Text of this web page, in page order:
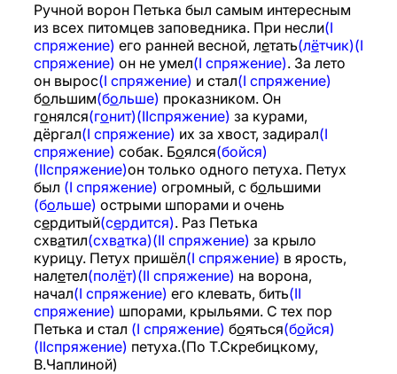
Ручной ворон Петька был самым интересным
из всех питомцев заповедника. При несли(I
спряжение) его ранней весной, летать(лётчик)(I
спряжение) он не умел(I спряжение). За лето
он вырос(I спряжение) и стал(I спряжение)
большим(больше) проказником. Он
гонялся(гонит)(IIспряжение) за курами,
дёргал(I спряжение) их за хвост, задирал(I
спряжение) собак. Боялся(бойся)
(IIспряжение)он только одного петуха. Петух
был (I спряжение) огромный, с большими
(больше) острыми шпорами и очень
сердитый(сердится). Раз Петька
схватил(схватка)(II спряжение) за крыло
курицу. Петух пришёл(I спряжение) в ярость,
налетел(полёт)(II спряжение) на ворона,
начал(I спряжение) его клевать, бить(II
спряжение) шпорами, крыльями. С тех пор
Петька и стал (I спряжение) бояться(бойся)
(IIспряжение) петуха.(По Т.Скребицкому,
В.Чаплиной)